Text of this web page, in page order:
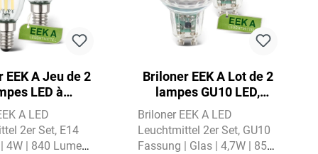
EEK A Jeu de 2
LED à
E14,
blanc chaud,
bougie
A LED
2er Set E14
4W | 840 Lumen
Briloner EEK A Lot de 2
lampes GU10 LED,
lumière blanc chaud,
verre
Briloner EEK A LED
Leuchtmittel 2er Set GU10
Fassung | Glas | 4,7W | 850